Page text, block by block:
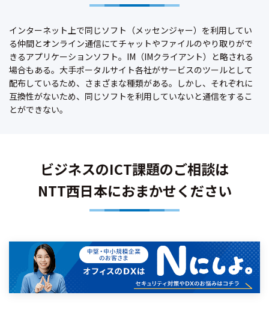
インターネット上で同じソフト（メッセンジャー）を利用してい
る仲間とオンライン通信にてチャットやファイルのやり取りがで
きるアプリケーションソフト。IM（IMクライアント）と略される
場合もある。大手ポータルサイト各社がサービスのツールとして
配布しているため、さまざまな種類がある。しかし、それぞれに
互換性がないため、同じソフトを利用していないと通信をするこ
とができない。
ビジネスのICT課題のご相談は
NTT西日本におまかせください